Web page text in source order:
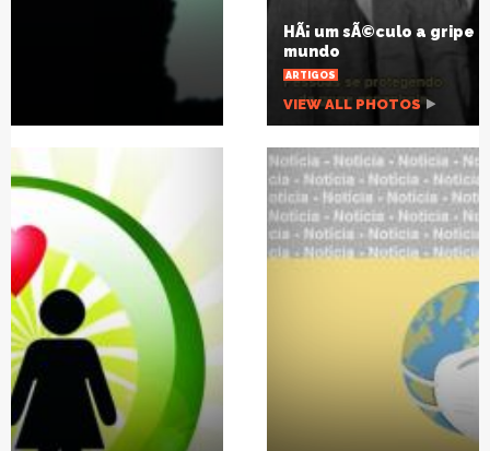
HÃ¡ um sÃ©culo a gripe espanhola mudou o
VIEW ALL PHOTOS